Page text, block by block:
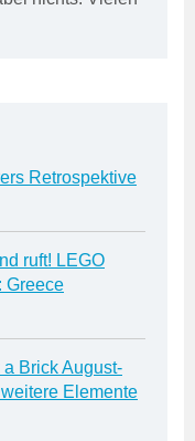
Retrospektive
ruft! LEGO
Greece
a Brick August-
Elemente